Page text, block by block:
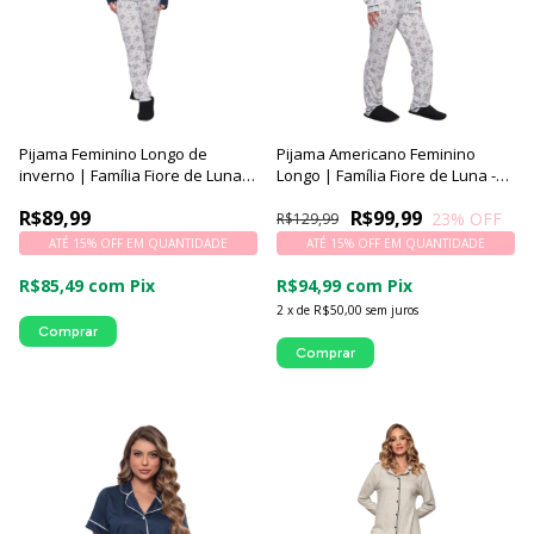
Pijama Feminino Longo de
inverno | Família Fiore de Luna -
R$89,99
ATÉ 15% OFF EM QUANTIDADE
R$85,49 com Pix
Comprar
Pijama Americano Feminino
Longo | Família Fiore de Luna -
R$99,99
R$129,99 23% OFF
2 x de R$50,00 sem juros
ATÉ 15% OFF EM QUANTIDADE
R$94,99 com Pix
Comprar